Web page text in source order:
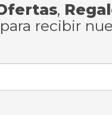
,
para recibir